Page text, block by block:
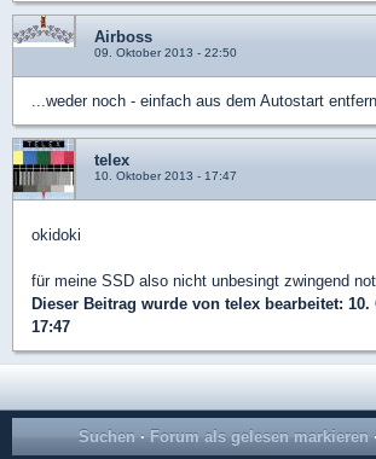
Airboss
09. Oktober 2013 - 22:50
...weder noch - einfach aus dem Autostart
telex
10. Oktober 2013 - 17:47
okidoki
für meine SSD also nicht unbesingt zwingend
Dieser Beitrag wurde von telex bearbeitet: 10.
17:47
Suchen · Forum als gelesen markieren ·